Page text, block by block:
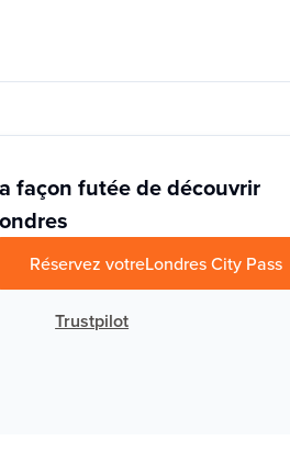
façon futée de découvrir
Réservez votreLondres City Pass
Trustpilot